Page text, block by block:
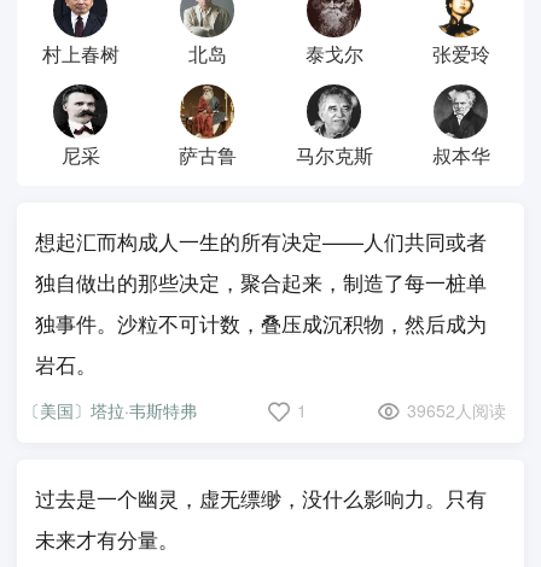
村上春树 北岛 泰戈尔 张爱玲
尼采 萨古鲁 马尔克斯 叔本华
想起汇而构成人一生的所有决定——人们共同或者
独自做出的那些决定，聚合起来，制造了每一桩单
独事件。沙粒不可计数，叠压成沉积物，然后成为
岩石。
〔美国〕塔拉·韦斯特弗 1 39652人阅读
过去是一个幽灵，虚无缥缈，没什么影响力。只有
未来才有分量。